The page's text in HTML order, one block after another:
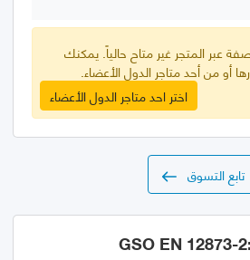
عبر المتجر غير متاح حالياً. يمكنك
أو من أحد متاجر الدول الأعضاء.
اختر احد متاجر الدول الأعضاء
تابع التسوق